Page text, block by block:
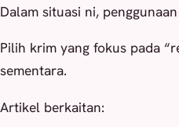
Dalam situasi ni,
Pilih krim yang fokus pada
sementara.
Artikel berkaitan: